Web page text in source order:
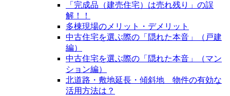
「完成品（建売住宅）は売れ残り」の誤
解！！
多棟現場のメリット・デメリット
中古住宅を選ぶ際の「隠れた本音」（戸建
編）
中古住宅を選ぶ際の「隠れた本音」（マン
ション編）
北道路・敷地延長・傾斜地 物件の有効な
活用方法は？